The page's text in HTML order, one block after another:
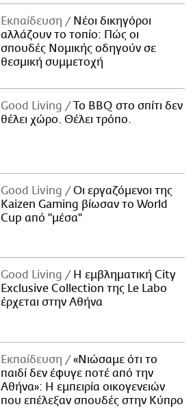
Εκπαίδευση
Νέοι δικηγόροι
αλλάζουν το τοπίο: Πώς οι
σπουδές Νομικής οδηγούν σε
θεσμική συμμετοχή
Good Living
Το BBQ στο σπίτι δεν
θέλει χώρο. Θέλει τρόπο.
Good Living
Οι εργαζόμενοι της
Kaizen Gaming βίωσαν το World
Cup από "μέσα"
Good Living
Η εμβληματική City
Exclusive Collection της Le Labo
έρχεται στην Αθήνα
Εκπαίδευση
«Νιώσαμε ότι το
παιδί δεν έφυγε ποτέ από την
Αθήνα»: Η εμπειρία οικογενειών
που επέλεξαν σπουδές στην Κύπρο